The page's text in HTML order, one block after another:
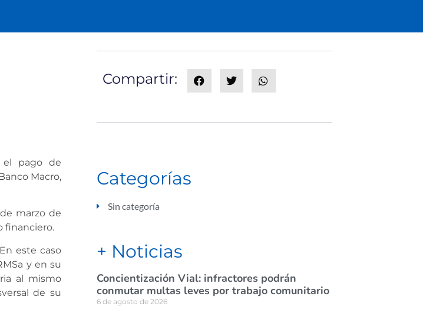
el pago de
Macro,
marzo de
financiero.
este caso
y en su
al mismo
de su
Compartir:
Categorías
Sin categoría
+ Noticias
Concientización Vial: infractores podrán
conmutar multas leves por trabajo comunitario
6 de agosto de 2026